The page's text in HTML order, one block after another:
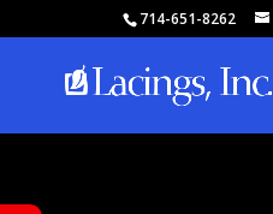
714-651-8262